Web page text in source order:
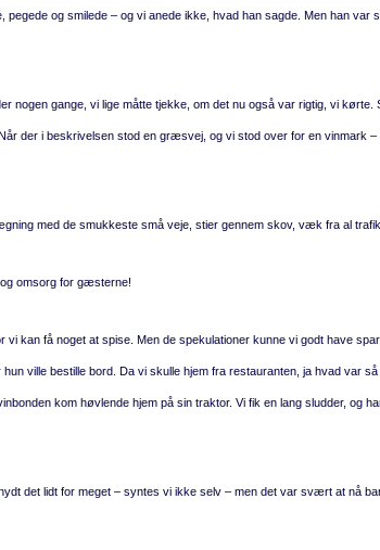
pegede og smilede – og vi anede ikke, hvad han sagde. Men han var
nogen gange, vi lige måtte tjekke, om det nu også var rigtig, vi
der i beskrivelsen stod en græsvej, og vi stod over for en vinmark
med de smukkeste små veje, stier gennem skov, væk fra al
omsorg for gæsterne!
kan få noget at spise. Men de spekulationer kunne vi godt have
ville bestille bord. Da vi skulle hjem fra restauranten, ja hvad var
kom høvlende hjem på sin traktor. Vi fik en lang sludder, og
det lidt for meget – syntes vi ikke selv – men det var svært at nå